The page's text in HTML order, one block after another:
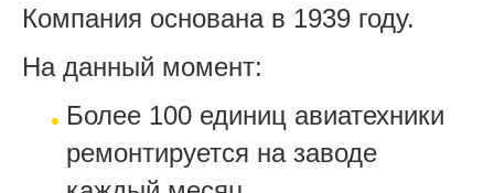
Компания основана в 1939 году.
На данный момент:
Более 100 единиц авиатехники
ремонтируется на заводе